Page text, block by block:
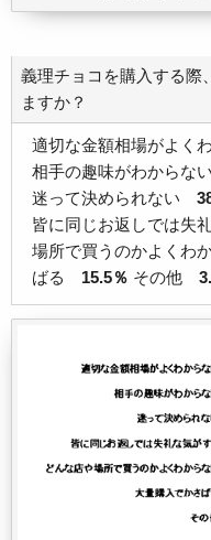
義理チョコを購入する際
ますか？
適切な金額相場がよく
相手の趣味がわからな
迷って決められない
皆に同じお返しでは失
場所で買うのかよくわ
ばる 15.5％ その他